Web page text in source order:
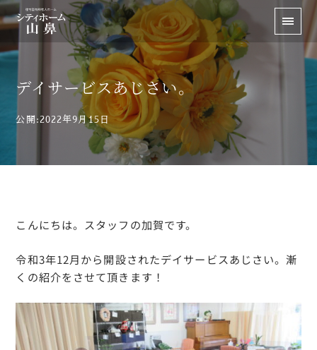
デイサービスあじさい。
公開:2022年9月15日
こんにちは。スタッフの加賀です。
令和3年12月から開設されたデイサービスあじさい。漸
くの紹介をさせて頂きます！